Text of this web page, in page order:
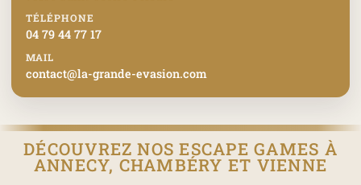
TÉLÉPHONE
04 79 44 77 17
MAIL
contact@la-grande-evasion.com
DÉCOUVREZ NOS ESCAPE GAMES À
ANNECY, CHAMBÉRY ET VIENNE